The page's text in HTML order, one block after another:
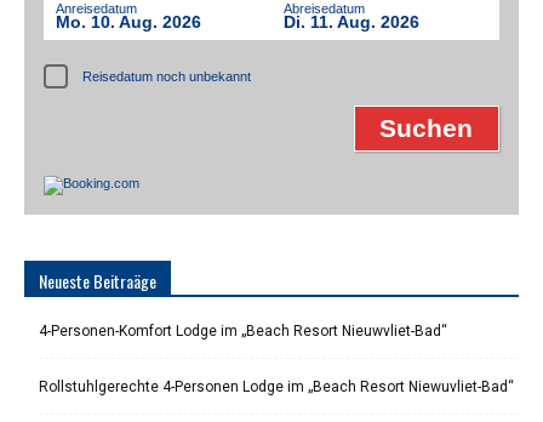
Anreisedatum
Mo. 10. Aug. 2026
Abreisedatum
Di. 11. Aug. 2026
Reisedatum noch unbekannt
Neueste Beitraäge
4-Personen-Komfort Lodge im „Beach Resort Nieuwvliet-Bad“
Rollstuhlgerechte 4-Personen Lodge im „Beach Resort Niewuvliet-Bad“